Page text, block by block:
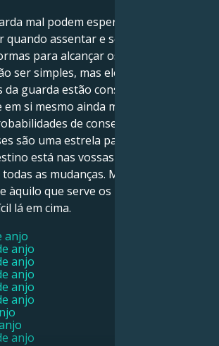
mal podem esperar para ver
quando assentar e se tornar ativo
para alcançar os seus sonhos. A
ser simples, mas eles têm a certeza
guarda estão consigo para o
si mesmo ainda mais do que isso
de conseguir o que mais
são uma estrela para vos guiar,
está nas vossas próprias mãos.
as mudanças. Mais importante
àquilo que serve os novos ajustes. É
lá em cima.
anjo
anjo
anjo
anjo
anjo
anjo
anjo